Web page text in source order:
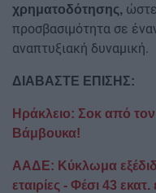
χρηματοδότησης,
προσβασιμότητα σε
αναπτυξιακή δυναμική.
ΔΙΑΒΑΣΤΕ ΕΠΙΣΗΣ:
Ηράκλειο: Σοκ από
Βάμβουκα!
ΑΑΔΕ: Κύκλωμα
εταιρίες - Φέσι 43